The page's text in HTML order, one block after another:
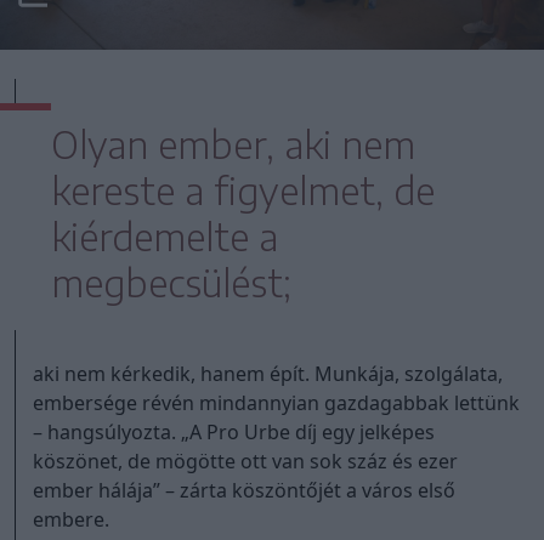
Olyan ember, aki nem
kereste a figyelmet, de
kiérdemelte a
megbecsülést;
aki nem kérkedik, hanem épít. Munkája, szolgálata,
embersége révén mindannyian gazdagabbak lettünk
– hangsúlyozta. „A Pro Urbe díj egy jelképes
köszönet, de mögötte ott van sok száz és ezer
ember hálája” – zárta köszöntőjét a város első
embere.